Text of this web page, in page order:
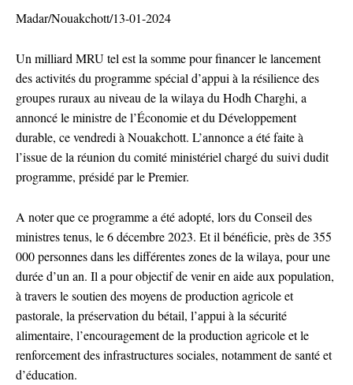
Madar/Nouakchott/13-01-2024
Un milliard MRU tel est la somme pour financer le lancement
des activités du programme spécial d’appui à la résilience des
groupes ruraux au niveau de la wilaya du Hodh Charghi, a
annoncé le ministre de l’Économie et du Développement
durable, ce vendredi à Nouakchott. L’annonce a été faite à
l’issue de la réunion du comité ministériel chargé du suivi dudit
programme, présidé par le Premier.
A noter que ce programme a été adopté, lors du Conseil des
ministres tenus, le 6 décembre 2023. Et il bénéficie, près de 355
000 personnes dans les différentes zones de la wilaya, pour une
durée d’un an. Il a pour objectif de venir en aide aux population,
à travers le soutien des moyens de production agricole et
pastorale, la préservation du bétail, l’appui à la sécurité
alimentaire, l’encouragement de la production agricole et le
renforcement des infrastructures sociales, notamment de santé et
d’éducation.